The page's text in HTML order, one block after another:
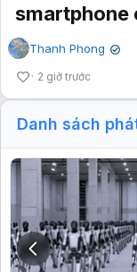
smartphone
Thanh Phong ✔
2 giờ trước
Danh sách